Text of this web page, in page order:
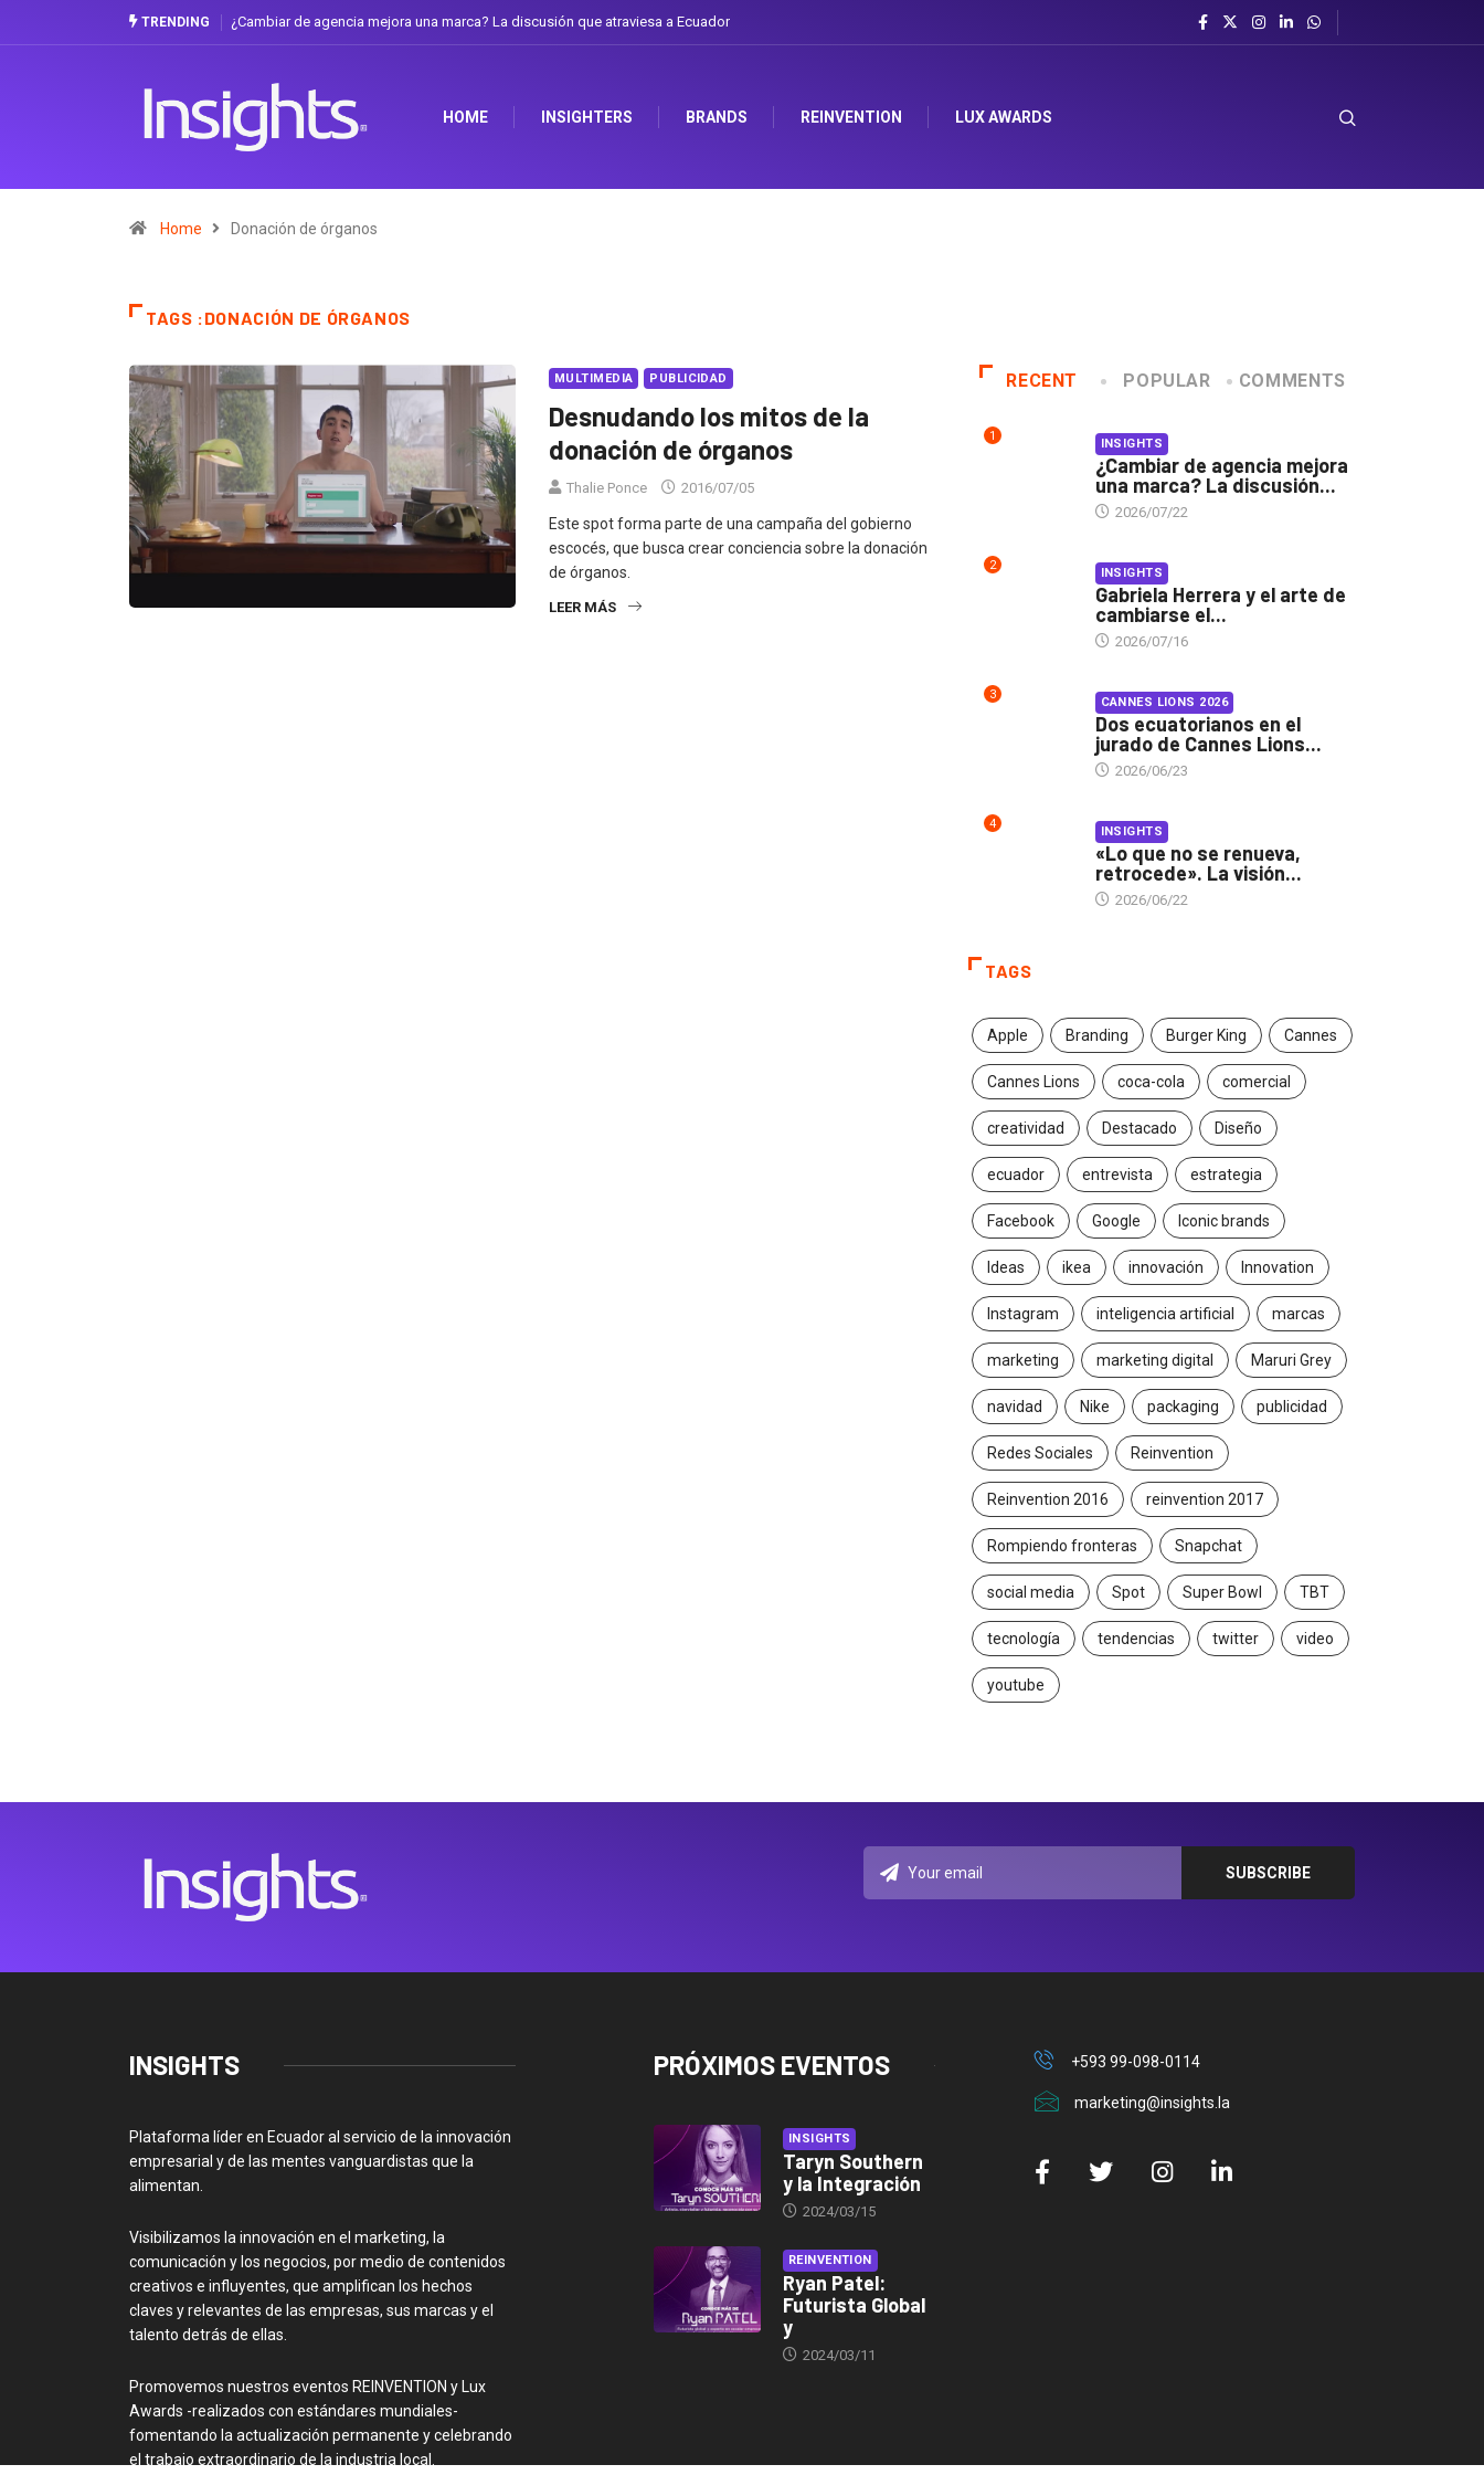
TRENDING ¿Cambiar de agencia mejora una marca? La discusión que atraviesa a EcuadorGabriela Herrera y el arte de cambiarse el sombrero en Corporación Favorita
HOME INSIGHTERS BRANDS REINVENTION LUX AWARDS
Home Donación de órganos
TAGS :DONACIÓN DE ÓRGANOS
MULTIMEDIA PUBLICIDAD
Desnudando los mitos de la
donación de órganos
Thalie Ponce 2016/07/05
Este spot forma parte de una campaña del gobierno
escocés, que busca crear conciencia sobre la donación
de órganos.
LEER MÁS
RECENT POPULAR COMMENTS
1 INSIGHTS
¿Cambiar de agencia mejora
una marca? La discusión...
2026/07/22
2 INSIGHTS
Gabriela Herrera y el arte de
cambiarse el...
2026/07/16
3 CANNES LIONS 2026
Dos ecuatorianos en el
jurado de Cannes Lions...
2026/06/23
4 INSIGHTS
«Lo que no se renueva,
retrocede». La visión...
2026/06/22
TAGS
Apple Branding Burger King Cannes
Cannes Lions coca-cola comercial
creatividad Destacado Diseño
ecuador entrevista estrategia
Facebook Google Iconic brands
Ideas ikea innovación Innovation
Instagram inteligencia artificial marcas
marketing marketing digital Maruri Grey
navidad Nike packaging publicidad
Redes Sociales Reinvention
Reinvention 2016 reinvention 2017
Rompiendo fronteras Snapchat
social media Spot Super Bowl TBT
tecnología tendencias twitter video
youtube
INSIGHTS
Plataforma líder en Ecuador al servicio de la innovación
empresarial y de las mentes vanguardistas que la
alimentan.
Visibilizamos la innovación en el marketing, la
comunicación y los negocios, por medio de contenidos
creativos e influyentes, que amplifican los hechos
claves y relevantes de las empresas, sus marcas y el
talento detrás de ellas.
Promovemos nuestros eventos REINVENTION y Lux
Awards -realizados con estándares mundiales-
fomentando la actualización permanente y celebrando
el trabajo extraordinario de la industria local.
PRÓXIMOS EVENTOS
INSIGHTS
Taryn Southern
y la Integración
2024/03/15
REINVENTION
Ryan Patel:
Futurista Global
y
2024/03/11
+593 99-098-0114
marketing@insights.la